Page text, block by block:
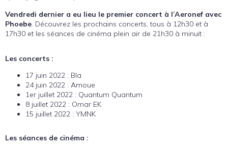
Vendredi dernier a eu lieu le premier concert à l’Aeronef avec
Phoebe. Découvrez les prochains concerts, tous à 12h30 et à
17h30 et les séances de cinéma plein air de 21h30 à minuit :
Les concerts :
17 juin 2022 : Bla
24 juin 2022 : Amoue
1er juillet 2022 : Quantum Quantum
8 juillet 2022 : Omar EK
15 juillet 2022 : YMNK
Les séances de cinéma :